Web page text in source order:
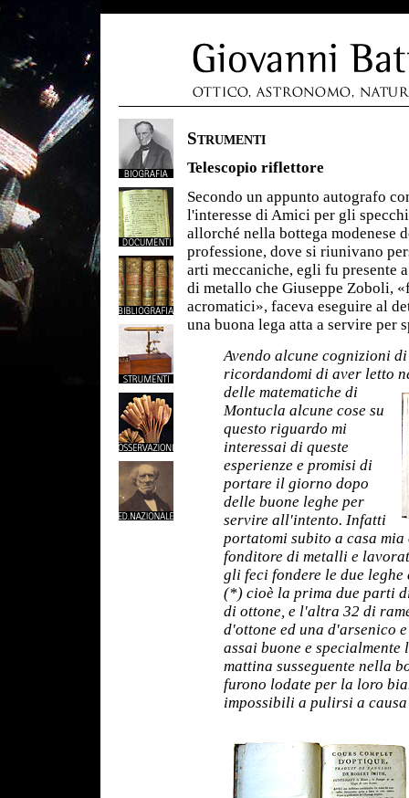
Strumenti
Telescopio riflettore
Secondo un appunto autografo
l'interesse di Amici per gli
allorché nella bottega modenese
professione, dove si riunivano
arti meccaniche, egli fu presente
di metallo che Giuseppe Zoboli,
acromatici», faceva eseguire al
una buona lega atta a servire per
Avendo alcune cognizioni
ricordandomi di aver letto
delle matematiche di
Montucla alcune cose su
questo riguardo mi
interessai di queste
esperienze e promisi di
portare il giorno dopo
delle buone leghe per
servire all'intento. Infatti
portatomi subito a casa
fonditore di metalli e
gli feci fondere le due
(*) cioè la prima due parti
di ottone, e l'altra 32 di
d'ottone ed una d'arsenico
assai buone e
mattina susseguente nella
furono lodate per la loro
impossibili a pulirsi a